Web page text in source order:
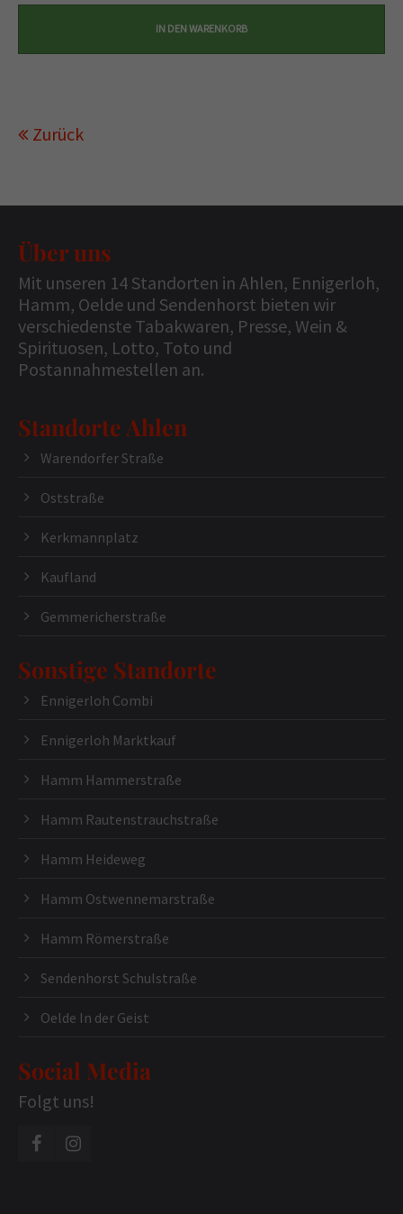
Zurück
Über uns
Mit unseren 14 Standorten in Ahlen, Ennigerloh,
Hamm, Oelde und Sendenhorst bieten wir
verschiedenste Tabakwaren, Presse, Wein &
Spirituosen, Lotto, Toto und
Postannahmestellen an.
Standorte Ahlen
Warendorfer Straße
Oststraße
Kerkmannplatz
Kaufland
Gemmericherstraße
Sonstige Standorte
Ennigerloh Combi
Ennigerloh Marktkauf
Hamm Hammerstraße
Hamm Rautenstrauchstraße
Hamm Heideweg
Hamm Ostwennemarstraße
Hamm Römerstraße
Sendenhorst Schulstraße
Oelde In der Geist
Social Media
Folgt uns!